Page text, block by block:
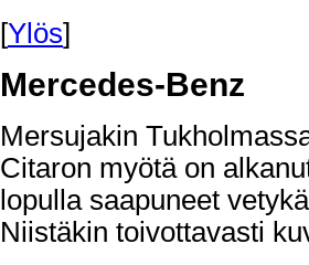
[Ylös]
Mercedes-Benz
Mersujakin
Citaron myötä on
lopulla saapuneet
Niistäkin toivottavasti